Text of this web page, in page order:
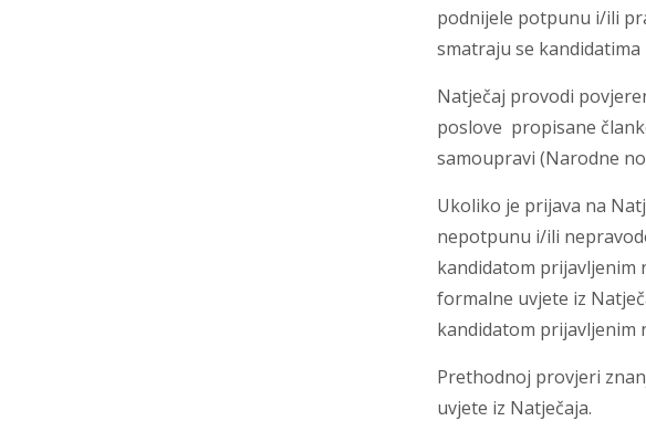
podnijele potpunu i/ili
smatraju se
Natječaj provodi
poslove propisane
samoupravi (Narodne
Ukoliko je prijava na
nepotpunu i/ili
kandidatom prijavljenim
formalne uvjete iz
kandidatom prijavljenim
Prethodnoj provjeri
uvjete iz Natječaja.